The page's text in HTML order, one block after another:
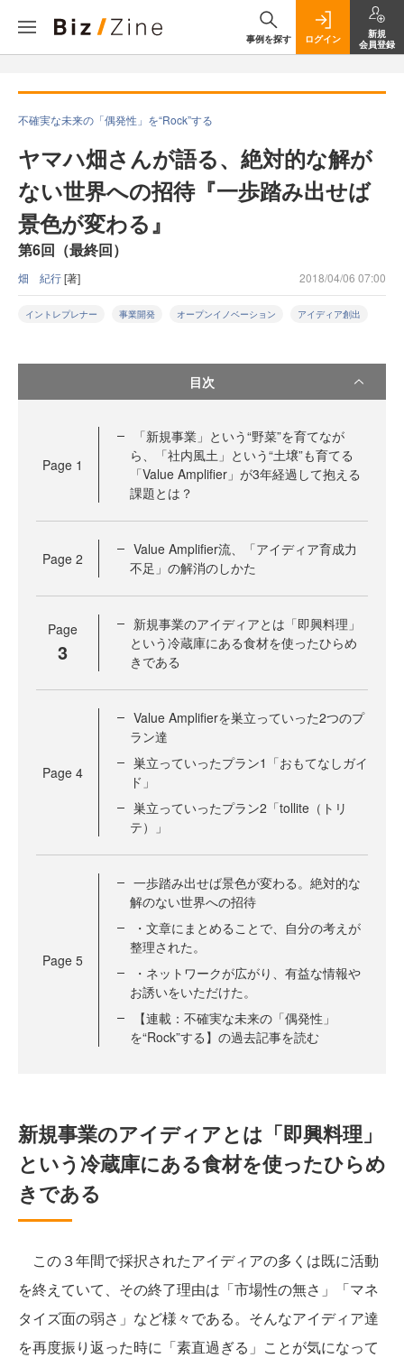
事例を探す ログイン
新規
会員登録
不確実な未来の「偶発性」を“Rock”する
ヤマハ畑さんが語る、絶対的な解が
ない世界への招待『一歩踏み出せば
景色が変わる』
第6回（最終回）
畑 紀行[著] 2018/04/06 07:00
イントレプレナー 事業開発 オープンイノベーション アイディア創出
目次
Page 1
「新規事業」という“野菜”を育てなが
ら、「社内風土」という“土壌”も育てる
「Value Amplifier」が3年経過して抱える
課題とは？
Page 2
Value Amplifier流、「アイディア育成力
不足」の解消のしかた
Page
3
新規事業のアイディアとは「即興料理」
という冷蔵庫にある食材を使ったひらめ
きである
Page 4
Value Amplifierを巣立っていった2つのプ
ラン達
巣立っていったプラン1「おもてなしガイ
ド」
巣立っていったプラン2「tollite（トリ
テ）」
Page 5
一歩踏み出せば景色が変わる。絶対的な
解のない世界への招待
・文章にまとめることで、自分の考えが
整理された。
・ネットワークが広がり、有益な情報や
お誘いをいただけた。
【連載：不確実な未来の「偶発性」
を“Rock”する】の過去記事を読む
新規事業のアイディアとは「即興料理」
という冷蔵庫にある食材を使ったひらめ
きである
この３年間で採択されたアイディアの多くは既に活動
を終えていて、その終了理由は「市場性の無さ」「マネ
タイズ面の弱さ」など様々である。そんなアイディア達
を再度振り返った時に「素直過ぎる」ことが気になって